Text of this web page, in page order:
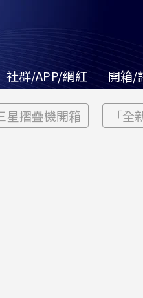
社群/APP/網紅 開箱/
星摺疊機開箱 「